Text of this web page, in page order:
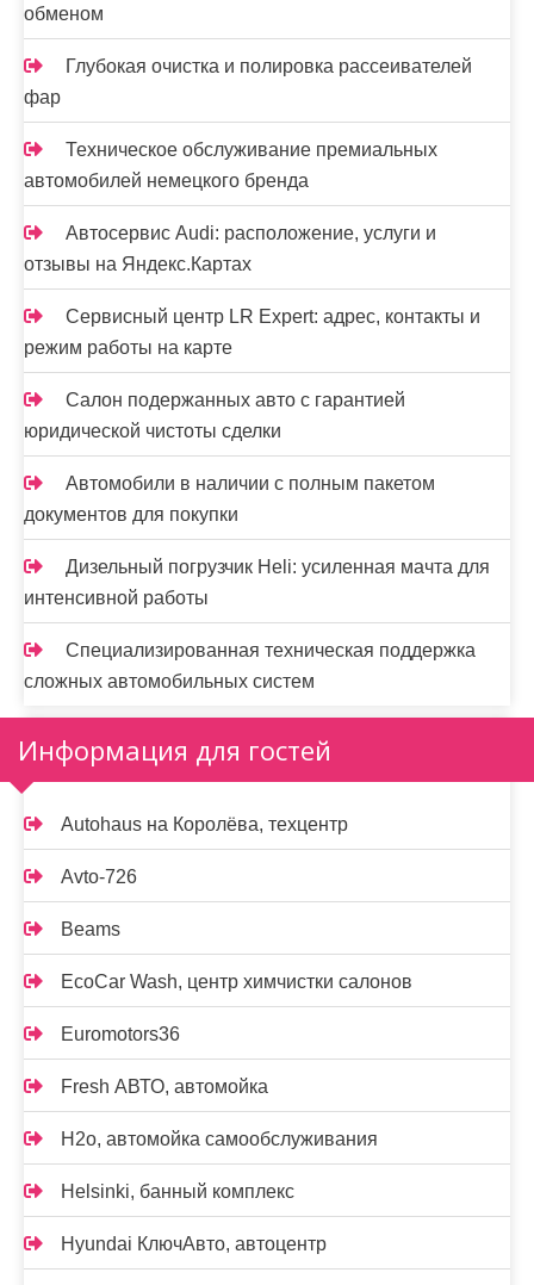
обменом
Глубокая очистка и полировка рассеивателей
фар
Техническое обслуживание премиальных
автомобилей немецкого бренда
Автосервис Audi: расположение, услуги и
отзывы на Яндекс.Картах
Сервисный центр LR Expert: адрес, контакты и
режим работы на карте
Салон подержанных авто с гарантией
юридической чистоты сделки
Автомобили в наличии с полным пакетом
документов для покупки
Дизельный погрузчик Heli: усиленная мачта для
интенсивной работы
Специализированная техническая поддержка
сложных автомобильных систем
Информация для гостей
Autohaus на Королёва, техцентр
Avto-726
Beams
EcoCar Wash, центр химчистки салонов
Euromotors36
Fresh АВТО, автомойка
H2o, автомойка самообслуживания
Helsinki, банный комплекс
Hyundai КлючАвто, автоцентр